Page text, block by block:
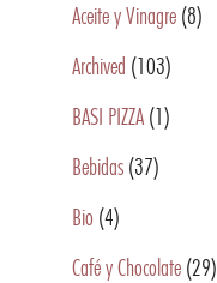
Aceite y Vinagre (8)
Archived (103)
BASI PIZZA (1)
Bebidas (37)
Bio (4)
Café y Chocolate (29)